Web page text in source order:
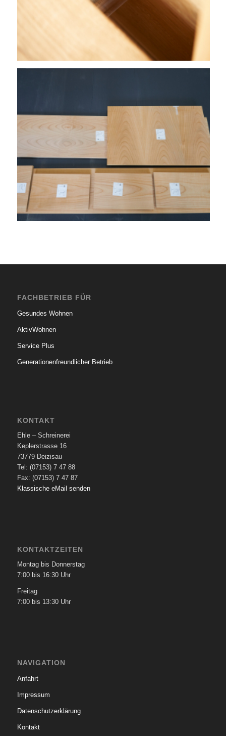
FACHBETRIEB FÜR
Gesundes Wohnen
AktivWohnen
Service Plus
Generationenfreundlicher Betrieb
KONTAKT
Ehle – Schreinerei
Keplerstrasse 16
73779 Deizisau
Tel: (07153) 7 47 88
Fax: (07153) 7 47 87
Klassische eMail senden
KONTAKTZEITEN
Montag bis Donnerstag
7:00 bis 16:30 Uhr
Freitag
7:00 bis 13:30 Uhr
NAVIGATION
Anfahrt
Impressum
Datenschutzerklärung
Kontakt